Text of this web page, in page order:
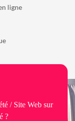
ligne
/ Site Web sur
?